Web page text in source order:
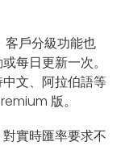
客戶分級功能也
每日更新一次。
文、阿拉伯語等
版。
實時匯率要求不